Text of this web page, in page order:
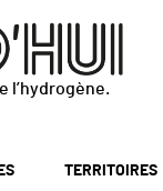
l’hydrogène.
TERRITOIRES